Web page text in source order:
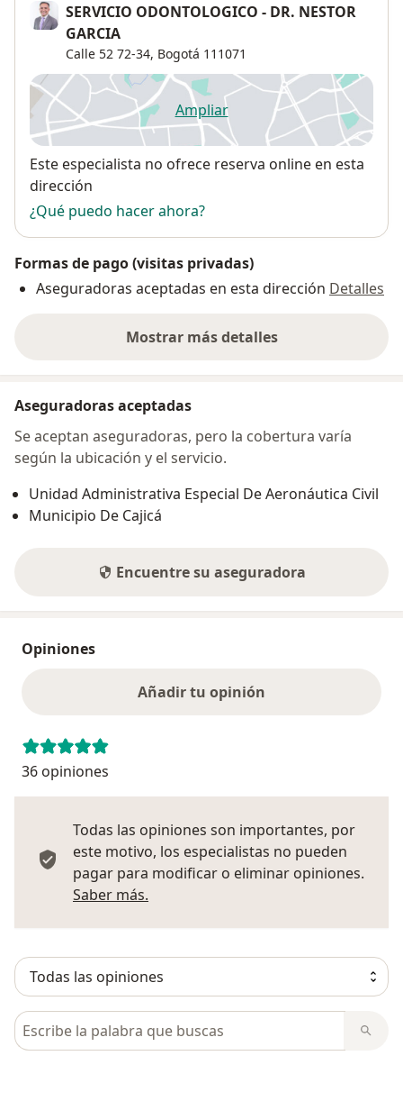
SERVICIO ODONTOLOGICO - DR. NESTOR
GARCIA
Calle 52 72-34, Bogotá 111071
Ampliarse abre en una nueva
Disponibilidad
Este especialista no ofrece reserva online en esta
dirección
¿Qué puedo hacer ahora?
Formas de pago (visitas privadas)
Aseguradoras aceptadas en esta dirección Detalles
Mostrar más detalles
sobre la dirección
Aseguradoras aceptadas
Se aceptan aseguradoras, pero la cobertura varía
según la ubicación y el servicio.
Unidad Administrativa Especial De Aeronáutica Civil
Municipio De Cajicá
Encuentre su aseguradora
Opiniones
Añadir tu opinión
36 opiniones
Todas las opiniones son importantes, por
este motivo, los especialistas no pueden
pagar para modificar o eliminar opiniones.
Saber más.
Busca en opiniones